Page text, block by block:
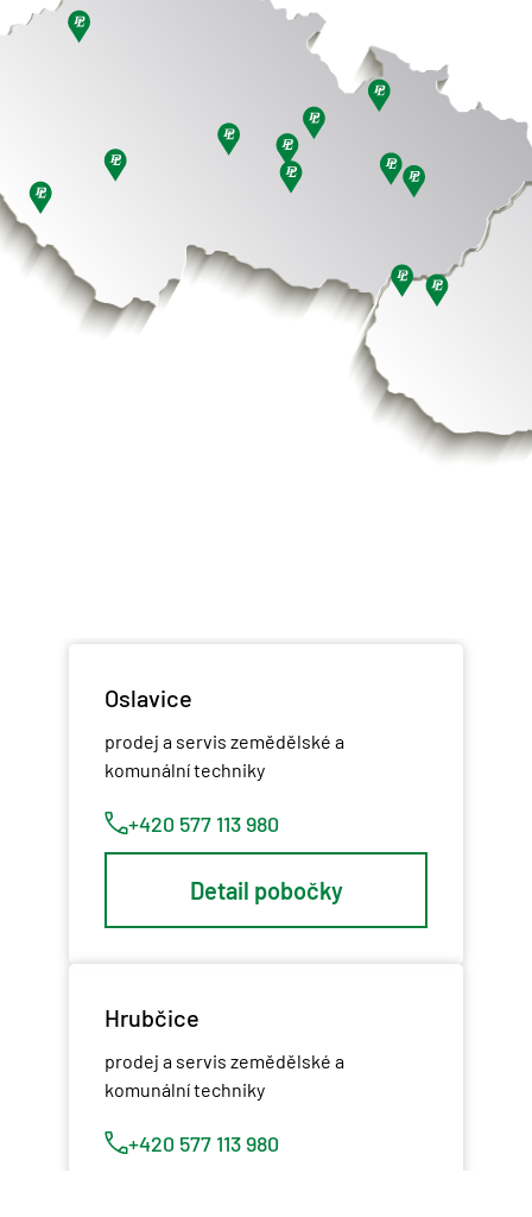
Oslavice
prodej a servis zemědělské a
komunální techniky
+420 577 113 980
Detail pobočky
Hrubčice
prodej a servis zemědělské a
komunální techniky
+420 577 113 980